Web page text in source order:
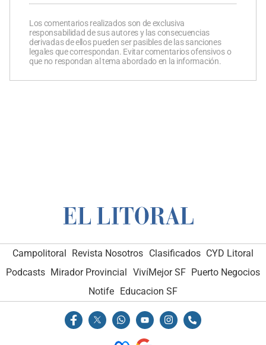
Los comentarios realizados son de exclusiva
responsabilidad de sus autores y las consecuencias
derivadas de ellos pueden ser pasibles de las sanciones
legales que correspondan. Evitar comentarios ofensivos o
que no respondan al tema abordado en la información.
Campolitoral Revista Nosotros Clasificados CYD Litoral
Podcasts Mirador Provincial VivíMejor SF Puerto Negocios
Notife Educacion SF